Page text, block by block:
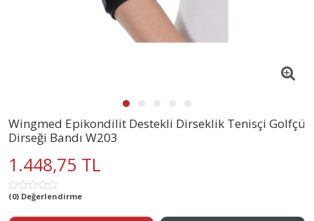
Wingmed Epikondilit Destekli Dirseklik Tenisçi Golfçü
Dirseği Bandı W203
1.448,75 TL
(0) Değerlendirme